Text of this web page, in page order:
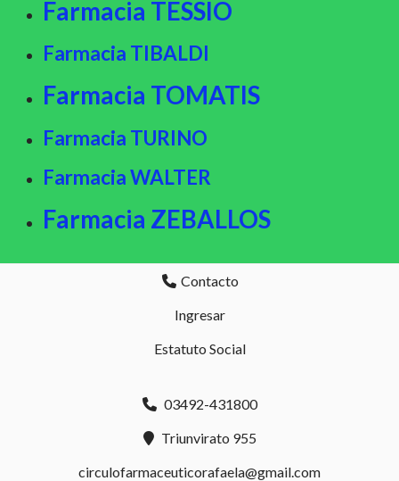
Farmacia TESSIO
Farmacia TIBALDI
Farmacia TOMATIS
Farmacia TURINO
Farmacia WALTER
Farmacia ZEBALLOS
Contacto
Ingresar
Estatuto Social
03492-431800
Triunvirato 955
circulofarmaceuticorafaela@gmail.com